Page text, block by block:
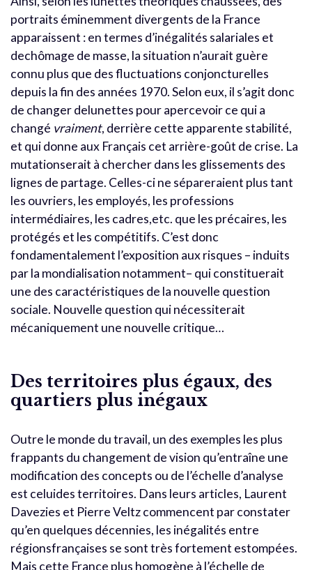
portraits éminemment divergents de la France
apparaissent : en termes d’inégalités salariales et
dechômage de masse, la situation n’aurait guère
connu plus que des fluctuations conjoncturelles
depuis la fin des années 1970. Selon eux, il s’agit donc
de changer delunettes pour apercevoir ce qui a
changé vraiment, derrière cette apparente stabilité,
et qui donne aux Français cet arrière-goût de crise. La
mutationserait à chercher dans les glissements des
lignes de partage. Celles-ci ne sépareraient plus tant
les ouvriers, les employés, les professions
intermédiaires, les cadres,etc. que les précaires, les
protégés et les compétitifs. C’est donc
fondamentalement l’exposition aux risques – induits
par la mondialisation notamment– qui constituerait
une des caractéristiques de la nouvelle question
sociale. Nouvelle question qui nécessiterait
mécaniquement une nouvelle critique…
Des territoires plus égaux, des
quartiers plus inégaux
Outre le monde du travail, un des exemples les plus
frappants du changement de vision qu’entraîne une
modification des concepts ou de l’échelle d’analyse
est celuides territoires. Dans leurs articles, Laurent
Davezies et Pierre Veltz commencent par constater
qu’en quelques décennies, les inégalités entre
régionsfrançaises se sont très fortement estompées.
Mais cette France plus homogène à l’échelle de